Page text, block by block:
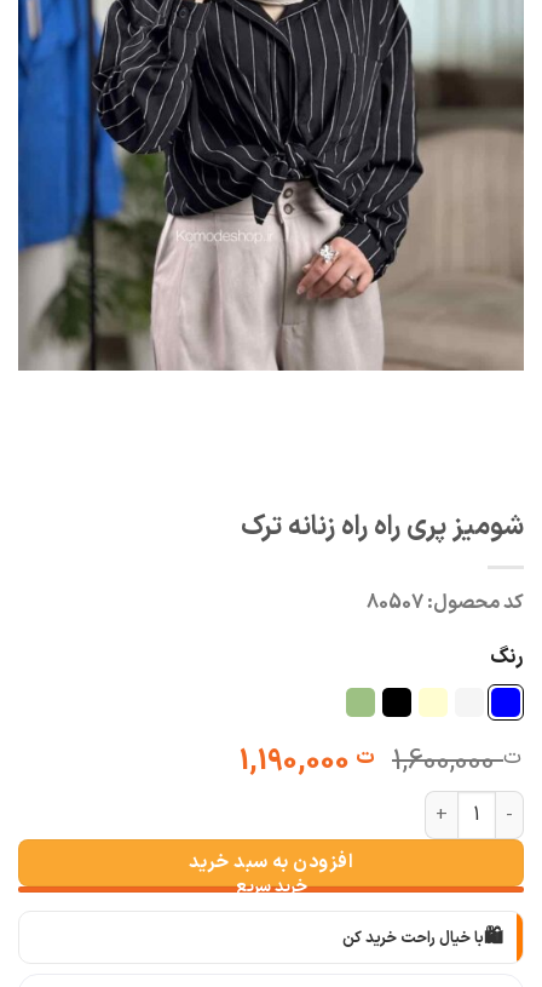
شومیز پری راه راه زنانه ترک
کد محصول:80507
رنگ
ت1,600,000 قیمت
بود.
ت1,190,000 قیمت
شومیز پری راه راه زنانه ترک عدد
افزودن به سبد خرید
🛍️با خیال راحت خرید کن